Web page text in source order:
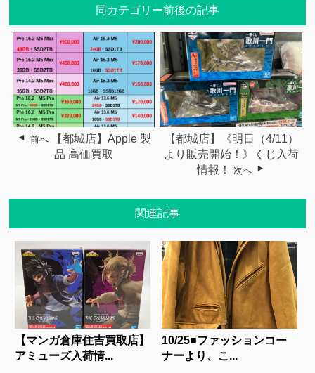
同カテゴリー前後の記事
前へ
【都城店】Apple 製
品 高価買取
【都城店】《明日（4/11）
より販売開始！》くじ入荷
情報！
次へ
関連記事
【マンガ倉庫住吉買取店】
アミューズ入荷情...
10/25■ファッションコー
ナーより、こ...